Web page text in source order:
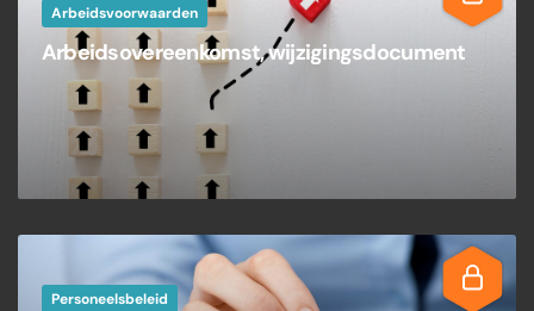
Arbeidsvoorwaarden
Arbeidsovereenkomst, wijzigingsdocument
Personeelsbeleid